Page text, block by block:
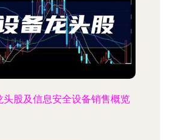
头股及信息安全设备销售概览